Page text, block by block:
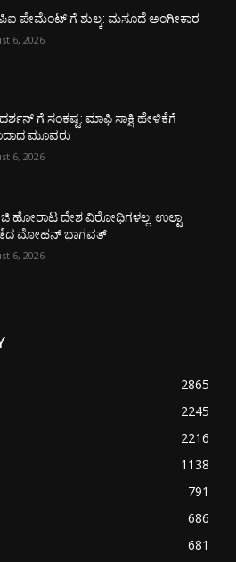
ಪೇಮೆಂಟ್ ಗೆ ಶುಲ್ಕ: ಮಸೂದೆ ಅಂಗೀಕಾರ
6, 2026
ಗೆ ಸಂಕಷ್ಟ: ಮಾಫಿ ಸಾಕ್ಷಿ ಹೇಳಿಕೆಗೆ
ಮೂವರು
6, 2026
ಹೋರಾಟ ದೇಶ ವಿರೋಧಿಗಳಲ್ಲ: ಉಲ್ಟಾ
ಮೋಹನ್ ಭಾಗವತ್
6, 2026
2865
2245
2216
1138
791
686
681